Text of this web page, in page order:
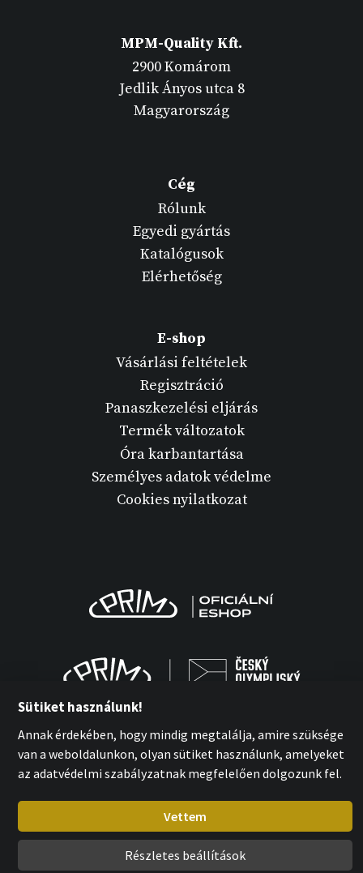
MPM-Quality Kft.
2900 Komárom
Jedlik Ányos utca 8
Magyarország
Cég
Rólunk
Egyedi gyártás
Katalógusok
Elérhetőség
E-shop
Vásárlási feltételek
Regisztráció
Panaszkezelési eljárás
Termék változatok
Óra karbantartása
Személyes adatok védelme
Cookies nyilatkozat
MPM-Quality Kft. 2026
Sütiket használunk!
Annak érdekében, hogy mindig megtalálja, amire szüksége
van a weboldalunkon, olyan sütiket használunk, amelyeket
az adatvédelmi szabályzatnak megfelelően dolgozunk fel.
Vettem
Részletes beállítások